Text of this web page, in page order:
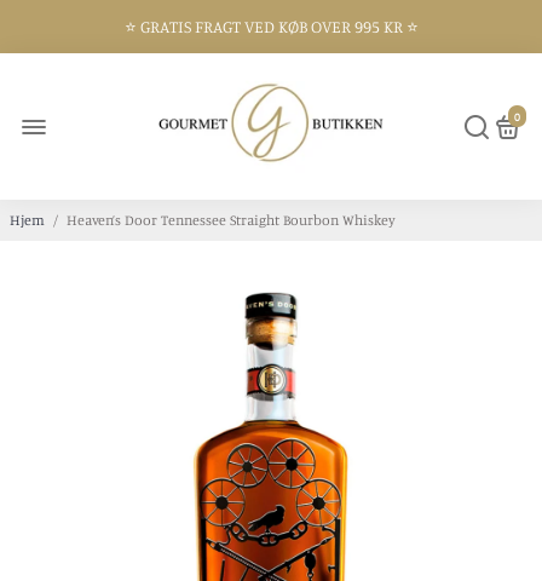
⭐️ GRATIS FRAGT VED KØB OVER 995 KR ⭐️
0
Hjem / Heaven’s Door Tennessee Straight Bourbon Whiskey